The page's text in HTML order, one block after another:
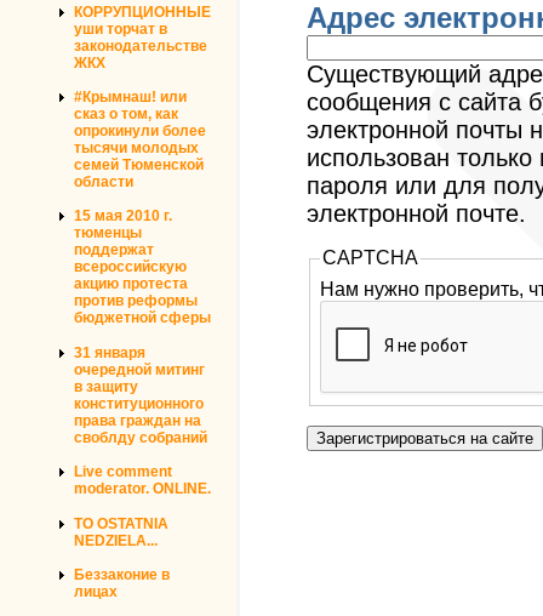
КОРРУПЦИОННЫЕ
уши торчат в
законодательстве
ЖКХ
#Крымнаш! или
сказ о том, как
опрокинули более
тысячи молодых
семей Тюменской
области
15 мая 2010 г.
тюменцы
поддержат
всероссийскую
акцию протеста
против реформы
бюджетной сферы
31 января
очередной митинг
в защиту
конституционного
права граждан на
своблду собраний
Live comment
moderator. ONLINE.
TO OSTATNIA
NEDZIELA...
Беззаконие в
лицах
Адрес
Существующий
сообщения с сайта
электронной почты
использован
пароля или для
электронной почте.
CAPTCHA
Нам нужно проверить,